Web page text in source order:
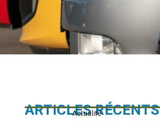
ARTICLES RÉCENTS
Actualité